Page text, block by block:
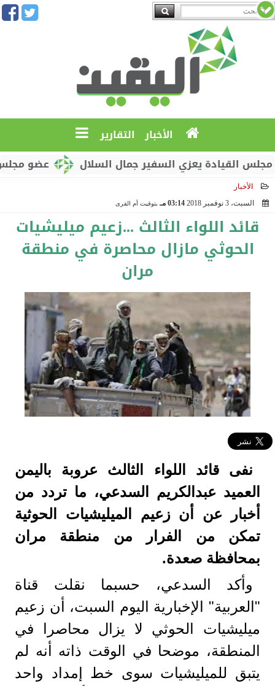
الأخبار التقارير
عضو مجلس
يعزي السفير جمال السلال
الأخبار
السبت، 3 نوفمبر 2018
03:14 مـ بتوقيت أم القرى
قائد اللواء الثالث ...زعيم ميليشيات
الحوثي مازال محاصرة في منطقة
مران
نفى قائد اللواء الثالث عروبة باليمن
العميد عبدالكريم السدعي، ما تردد من
أخبار عن أن زعيم الميليشيات الحوثية
تمكن من الفرار من منطقة مران
بمحافظة صعدة.
وأكد السدعي، حسبما نقلت قناة
"العربية" الإخبارية اليوم السبت، أن زعيم
ميليشيات الحوثي لا يزال محاصرا في
المنطقة، موضحا في الوقت ذاته أنه لم
يتبق للميليشيات سوى خط إمداد واحد